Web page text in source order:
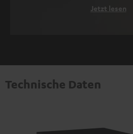
Jetzt lesen
Technische Daten